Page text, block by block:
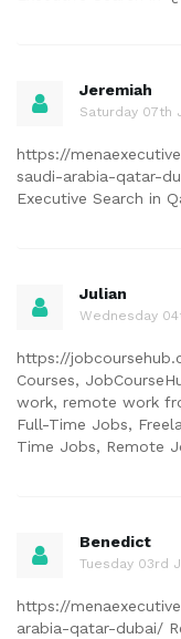
Jeremiah
Saturday 07th
https://
saudi-arabia-qatar-
Executive Search in
Julian
Wednesday
https://
Courses,
work, remote work
Full-Time Jobs,
Time Jobs, Remote
Benedict
Tuesday 03rd
https://
arabia-qatar-dubai/